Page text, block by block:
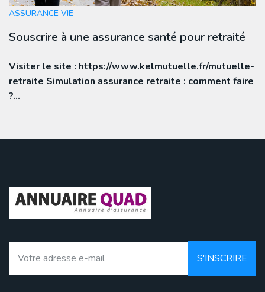
ASSURANCE VIE
Souscrire à une assurance santé pour retraité
Visiter le site : https://www.kelmutuelle.fr/mutuelle-
retraite Simulation assurance retraite : comment faire
?…